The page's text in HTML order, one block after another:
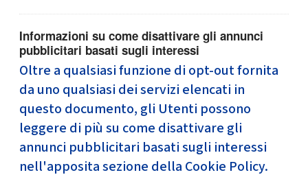
Informazioni su come disattivare gli annunci
pubblicitari basati sugli interessi
Oltre a qualsiasi funzione di opt-out fornita
da uno qualsiasi dei servizi elencati in
questo documento, gli Utenti possono
leggere di più su come disattivare gli
annunci pubblicitari basati sugli interessi
nell'apposita sezione della Cookie Policy.